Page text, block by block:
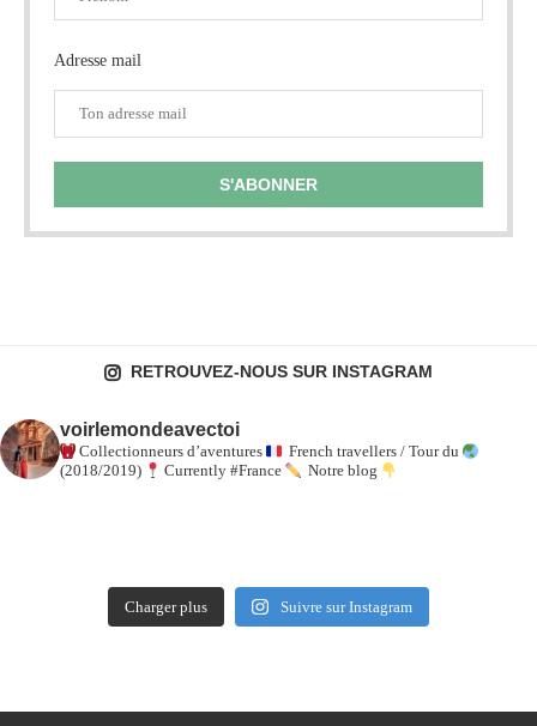
Adresse mail
RETROUVEZ-NOUS SUR INSTAGRAM
voirlemondeavectoi
Collectionneurs d’aventures
French travellers / Tour du
(2018/2019)
Currently #France Notre blog
Charger plus Suivre sur Instagram